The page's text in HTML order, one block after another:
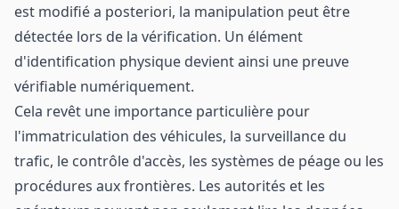
est modifié a posteriori, la manipulation peut être
détectée lors de la vérification. Un élément
d'identification physique devient ainsi une preuve
vérifiable numériquement.
Cela revêt une importance particulière pour
l'immatriculation des véhicules, la surveillance du
trafic, le contrôle d'accès, les systèmes de péage ou les
procédures aux frontières. Les autorités et les